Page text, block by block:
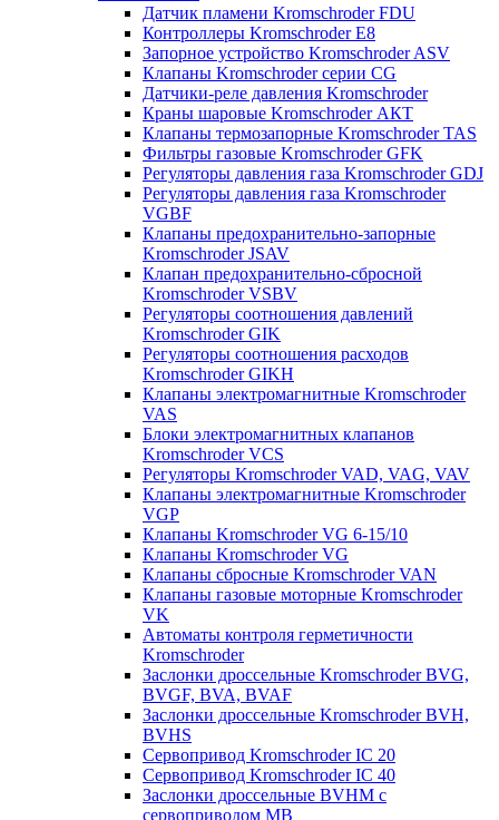
Датчик пламени Kromschroder FDU
Контроллеры Kromschroder E8
Запорное устройство Kromschroder ASV
Клапаны Kromschroder серии CG
Датчики-реле давления Kromschroder
Краны шаровые Kromschroder АКТ
Клапаны термозапорные Kromschroder TAS
Фильтры газовые Kromschroder GFK
Регуляторы давления газа Kromschroder GDJ
Регуляторы давления газа Kromschroder
VGBF
Клапаны предохранительно-запорные
Kromschroder JSAV
Клапан предохранительно-сбросной
Kromschroder VSBV
Регуляторы соотношения давлений
Kromschroder GIK
Регуляторы соотношения расходов
Kromschroder GIKH
Клапаны электромагнитные Kromschroder
VAS
Блоки электромагнитных клапанов
Kromschroder VCS
Регуляторы Kromschroder VAD, VAG, VAV
Клапаны электромагнитные Kromschroder
VGP
Клапаны Kromschroder VG 6-15/10
Клапаны Kromschroder VG
Клапаны сбросные Kromschroder VAN
Клапаны газовые моторные Kromschroder
VK
Автоматы контроля герметичности
Kromschroder
Заслонки дроссельные Kromschroder BVG,
BVGF, BVA, BVAF
Заслонки дроссельные Kromschroder BVH,
BVHS
Сервопривод Kromschroder IC 20
Сервопривод Kromschroder IC 40
Заслонки дроссельные BVHM с
сервоприводом МВ